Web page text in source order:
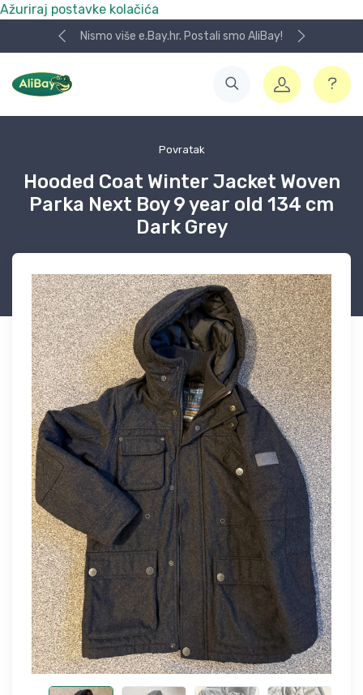
Ažuriraj postavke kolačića
Nismo više e.Bay.hr. Postali smo AliBay!
Povratak
Hooded Coat Winter Jacket Woven
Parka Next Boy 9 year old 134 cm
Dark Grey